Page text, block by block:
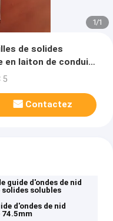
1/1
de solides
en laiton de conduit
5
Contactez
guide d'ondes de nid
solides solubles
d'ondes de nid
74.5mm